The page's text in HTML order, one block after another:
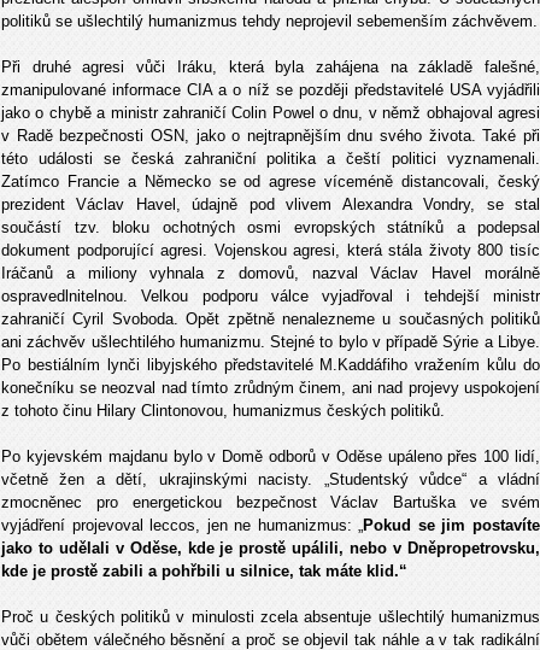
politiků se ušlechtilý humanizmus tehdy neprojevil sebemenším záchvěvem.
Při druhé agresi vůči Iráku, která byla zahájena na základě falešné,
zmanipulované informace CIA a o níž se později představitelé USA vyjádřili
jako o chybě a ministr zahraničí Colin Powel o dnu, v němž obhajoval agresi
v Radě bezpečnosti OSN, jako o nejtrapnějším dnu svého života. Také při
této události se česká zahraniční politika a čeští politici vyznamenali.
Zatímco Francie a Německo se od agrese víceméně distancovali, český
prezident Václav Havel, údajně pod vlivem Alexandra Vondry, se stal
součástí tzv. bloku ochotných osmi evropských státníků a podepsal
dokument podporující agresi. Vojenskou agresi, která stála životy 800 tisíc
Iráčanů a miliony vyhnala z domovů, nazval Václav Havel morálně
ospravedlnitelnou. Velkou podporu válce vyjadřoval i tehdejší ministr
zahraničí Cyril Svoboda. Opět zpětně nenalezneme u současných politiků
ani záchvěv ušlechtilého humanizmu. Stejné to bylo v případě Sýrie a Libye.
Po bestiálním lynči libyjského představitelé M.Kaddáfiho vražením kůlu do
konečníku se neozval nad tímto zrůdným činem, ani nad projevy uspokojení
z tohoto činu Hilary Clintonovou, humanizmus českých politiků.
Po kyjevském majdanu bylo v Domě odborů v Oděse upáleno přes 100 lidí,
včetně žen a dětí, ukrajinskými nacisty. „Studentský vůdce“ a vládní
zmocněnec pro energetickou bezpečnost Václav Bartuška ve svém
vyjádření projevoval leccos, jen ne humanizmus: „Pokud se jim postavíte
jako to udělali v Oděse, kde je prostě upálili, nebo v Dněpropetrovsku,
kde je prostě zabili a pohřbili u silnice, tak máte klid.“
Proč u českých politiků v minulosti zcela absentuje ušlechtilý humanizmus
vůči obětem válečného běsnění a proč se objevil tak náhle a v tak radikální